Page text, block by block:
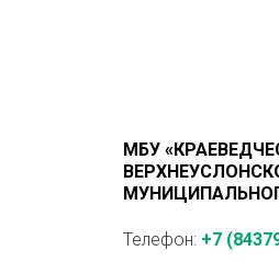
МБУ
Телефон: +7